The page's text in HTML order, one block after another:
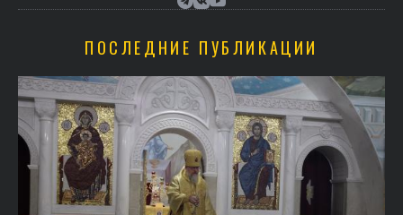
ПОСЛЕДНИЕ ПУБЛИКАЦИИ